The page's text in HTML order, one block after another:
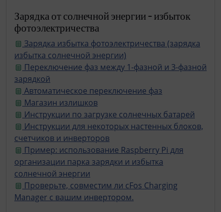
Зарядка от солнечной энергии - избыток
фотоэлектричества
Зарядка избытка фотоэлектричества (зарядка
избытка солнечной энергии)
Переключение фаз между 1-фазной и 3-фазной
зарядкой
Автоматическое переключение фаз
Магазин излишков
Инструкции по загрузке солнечных батарей
Инструкции для некоторых настенных блоков,
счетчиков и инверторов
Пример: использование Raspberry Pi для
организации парка зарядки и избытка
солнечной энергии
Проверьте, совместим ли cFos Charging
Manager с вашим инвертором.